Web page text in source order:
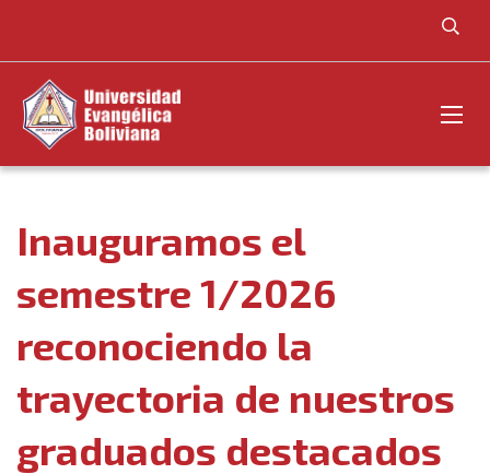
Inauguramos el
semestre 1/2026
reconociendo la
trayectoria de nuestros
graduados destacados